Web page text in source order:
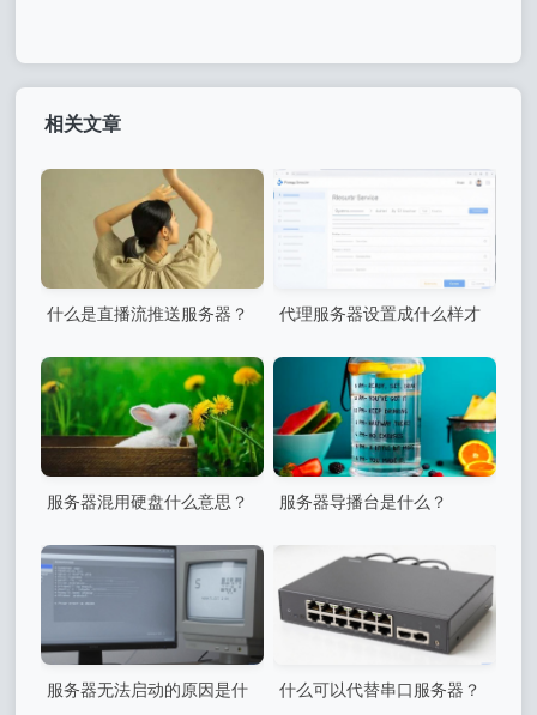
相关文章
什么是直播流推送服务器？
代理服务器设置成什么样才
服务器混用硬盘什么意思？ 服务器导播台是什么？
服务器无法启动的原因是什
什么可以代替串口服务器？